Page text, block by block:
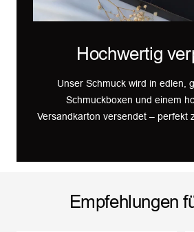
Hochwertig
Unser Schmuck wird in edlen,
Schmuckboxen und einem
Versandkarton versendet – perfekt
Empfehlungen